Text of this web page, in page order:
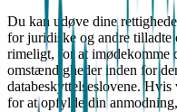
Du kan udøve dine
for juridiske og andre
rimeligt, for at imødekomme
omstændigheder inden for
databeskyttelseslovene.
for at opfylde din